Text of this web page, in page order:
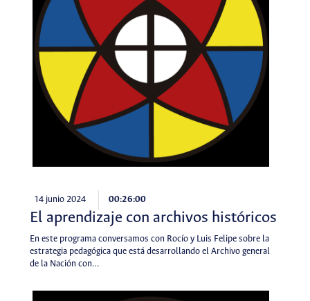
14 junio 2024 00:26:00
El aprendizaje con archivos históricos
En este programa conversamos con Rocío y Luis Felipe sobre la
estrategia pedagógica que está desarrollando el Archivo general
de la Nación con…